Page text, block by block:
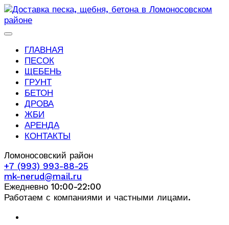
ГЛАВНАЯ
ПЕСОК
ЩЕБЕНЬ
ГРУНТ
БЕТОН
ДРОВА
ЖБИ
АРЕНДА
КОНТАКТЫ
Ломоносовский район
+7 (993) 993-88-25
mk-nerud@mail.ru
Ежедневно 10:00-22:00
Работаем с компаниями и частными лицами.